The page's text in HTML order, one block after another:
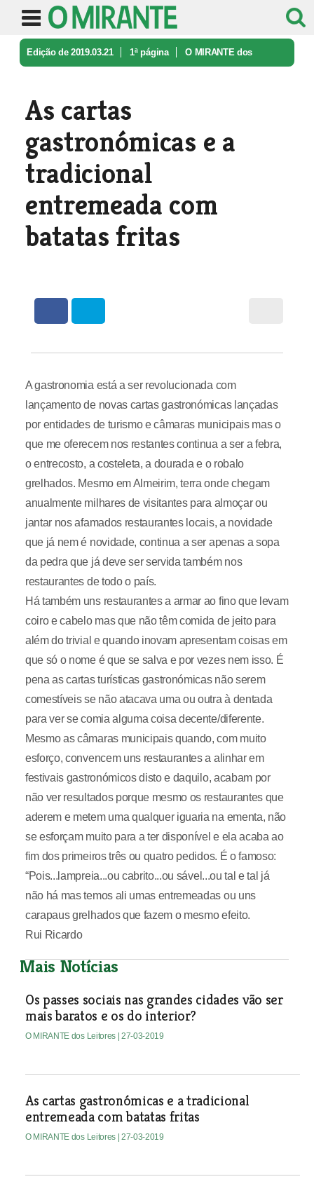
Edição de 2019.03.21 1ª página O MIRANTE dos
As cartas
gastronómicas e a
tradicional
entremeada com
batatas fritas
A gastronomia está a ser revolucionada com
lançamento de novas cartas gastronómicas lançadas
por entidades de turismo e câmaras municipais mas o
que me oferecem nos restantes continua a ser a febra,
o entrecosto, a costeleta, a dourada e o robalo
grelhados. Mesmo em Almeirim, terra onde chegam
anualmente milhares de visitantes para almoçar ou
jantar nos afamados restaurantes locais, a novidade
que já nem é novidade, continua a ser apenas a sopa
da pedra que já deve ser servida também nos
restaurantes de todo o país.
Há também uns restaurantes a armar ao fino que levam
coiro e cabelo mas que não têm comida de jeito para
além do trivial e quando inovam apresentam coisas em
que só o nome é que se salva e por vezes nem isso. É
pena as cartas turísticas gastronómicas não serem
comestíveis se não atacava uma ou outra à dentada
para ver se comia alguma coisa decente/diferente.
Mesmo as câmaras municipais quando, com muito
esforço, convencem uns restaurantes a alinhar em
festivais gastronómicos disto e daquilo, acabam por
não ver resultados porque mesmo os restaurantes que
aderem e metem uma qualquer iguaria na ementa, não
se esforçam muito para a ter disponível e ela acaba ao
fim dos primeiros três ou quatro pedidos. É o famoso:
“Pois...lampreia...ou cabrito...ou sável...ou tal e tal já
não há mas temos ali umas entremeadas ou uns
carapaus grelhados que fazem o mesmo efeito.
Rui Ricardo
Mais Notícias
Os passes sociais nas grandes cidades vão ser
mais baratos e os do interior?
O MIRANTE dos Leitores | 27-03-2019
As cartas gastronómicas e a tradicional
entremeada com batatas fritas
O MIRANTE dos Leitores | 27-03-2019